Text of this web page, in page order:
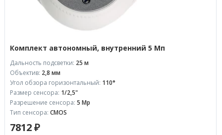
Комплект автономный, внутренний 5 Мп
Дальность подсветки: 25 м
Объектив: 2,8 мм
Угол обзора горизонтальный: 110°
Размер сенсора: 1/2,5"
Разрешение сенсора: 5 Mp
Тип сенсора: CMOS
7812 ₽